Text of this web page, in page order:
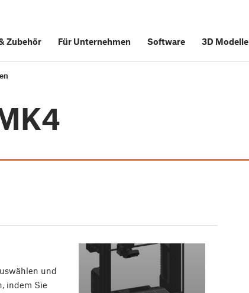
Zubehör Für Unternehmen Software 3D Modelle
und
indem Sie